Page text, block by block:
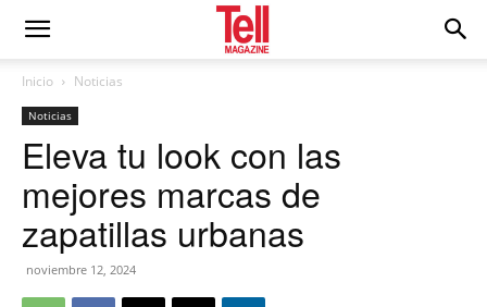
Inicio Noticias
Noticias
Eleva tu look con las
mejores marcas de
zapatillas urbanas
noviembre 12, 2024